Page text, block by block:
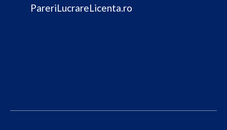
PareriLucrareLicenta.ro